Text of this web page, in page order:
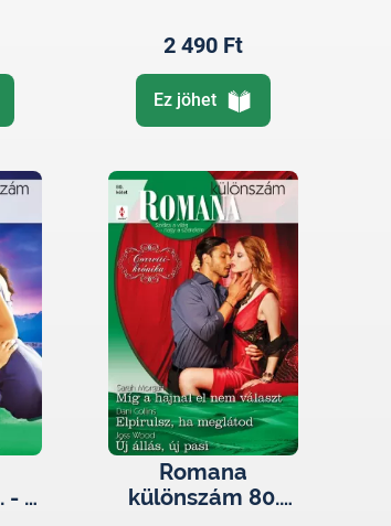
2 490 Ft
Ez jöhet
- A
Romana
különszám 80.